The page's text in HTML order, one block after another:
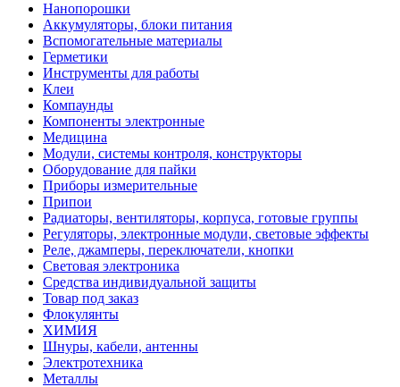
Нанопорошки
Аккумуляторы, блоки питания
Вспомогательные материалы
Герметики
Инструменты для работы
Клеи
Компаунды
Компоненты электронные
Медицина
Модули, системы контроля, конструкторы
Оборудование для пайки
Приборы измерительные
Припои
Радиаторы, вентиляторы, корпуса, готовые группы
Регуляторы, электронные модули, световые эффекты
Реле, джамперы, переключатели, кнопки
Световая электроника
Средства индивидуальной защиты
Товар под заказ
Флокулянты
ХИМИЯ
Шнуры, кабели, антенны
Электротехника
Металлы